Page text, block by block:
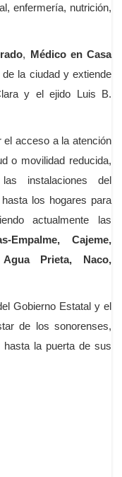
enfermería, nutrición,
, Médico en Casa
la ciudad y extiende
y el ejido Luis B.
el acceso a la atención
o movilidad reducida,
instalaciones del
los hogares para
actualmente las
Empalme, Cajeme,
Agua Prieta, Naco,
Gobierno Estatal y el
de los sonorenses,
hasta la puerta de sus